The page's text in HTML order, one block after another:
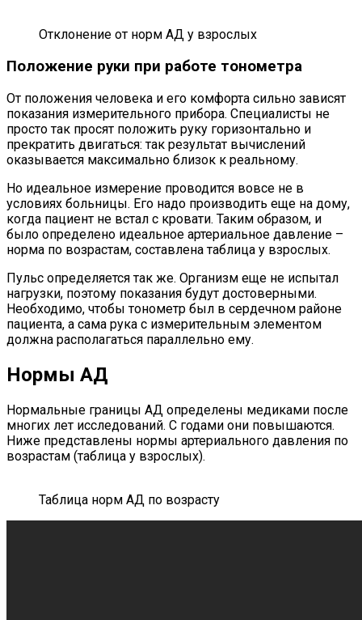
Отклонение от норм АД у взрослых
Положение руки при работе тонометра
От положения человека и его комфорта сильно зависят
показания измерительного прибора. Специалисты не
просто так просят положить руку горизонтально и
прекратить двигаться: так результат вычислений
оказывается максимально близок к реальному.
Но идеальное измерение проводится вовсе не в
условиях больницы. Его надо производить еще на дому,
когда пациент не встал с кровати. Таким образом, и
было определено идеальное артериальное давление –
норма по возрастам, составлена таблица у взрослых.
Пульс определяется так же. Организм еще не испытал
нагрузки, поэтому показания будут достоверными.
Необходимо, чтобы тонометр был в сердечном районе
пациента, а сама рука с измерительным элементом
должна располагаться параллельно ему.
Нормы АД
Нормальные границы АД определены медиками после
многих лет исследований. С годами они повышаются.
Ниже представлены нормы артериального давления по
возрастам (таблица у взрослых).
Таблица норм АД по возрасту